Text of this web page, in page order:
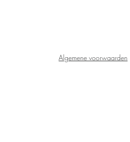
Algemene voorwaarden